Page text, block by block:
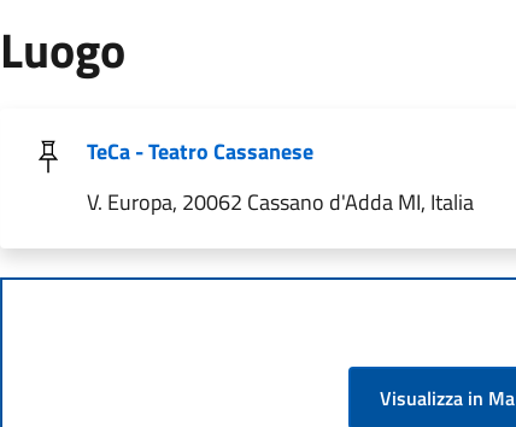
Luogo
TeCa - Teatro Cassanese
V. Europa, 20062 Cassano d'Adda MI, Italia
Visualizza in